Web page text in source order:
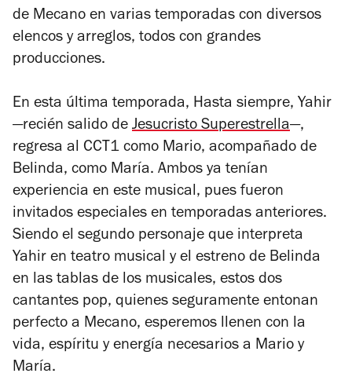
de Mecano en varias temporadas con diversos
elencos y arreglos, todos con grandes
producciones.
En esta última temporada, Hasta siempre, Yahir
—recién salido de Jesucristo Superestrella—,
regresa al CCT1 como Mario, acompañado de
Belinda, como María. Ambos ya tenían
experiencia en este musical, pues fueron
invitados especiales en temporadas anteriores.
Siendo el segundo personaje que interpreta
Yahir en teatro musical y el estreno de Belinda
en las tablas de los musicales, estos dos
cantantes pop, quienes seguramente entonan
perfecto a Mecano, esperemos llenen con la
vida, espíritu y energía necesarios a Mario y
María.